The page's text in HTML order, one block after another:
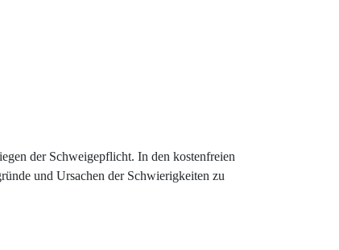
der Schweigepflicht. In den kostenfreien
und Ursachen der Schwierigkeiten zu